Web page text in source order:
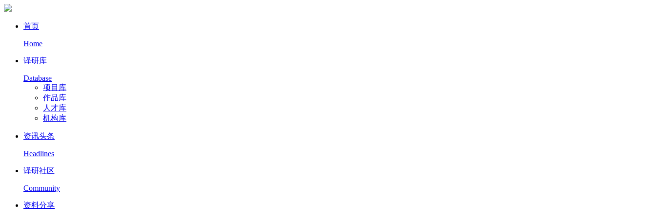
首页
Home
译研库
Database
项目库
作品库
人才库
机构库
资讯头条
Headlines
译研社区
Community
资料分享